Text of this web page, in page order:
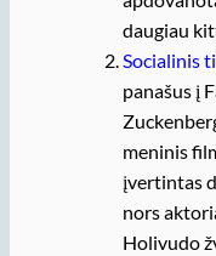
daugiau
Socialinis
panašus į
meninis
įvertintas
nors
Holivudo